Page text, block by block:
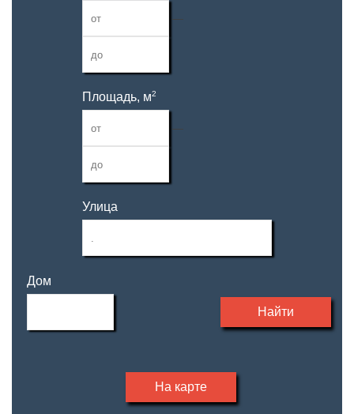
—
Площадь, м2
—
Улица
Дом
Найти
На карте